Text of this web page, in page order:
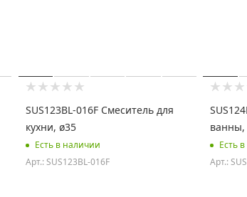
SUS123BL-016F Смеситель для
кухни, ø35
Есть в наличии
Арт.: SUS123BL-016F
ванны,
Есть
Арт.: